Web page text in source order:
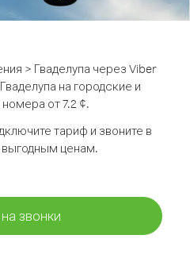
> Гваделупа через Viber
на городские и
от 7.2 ¢.
тариф и звоните в
выгодным ценам.
звонки